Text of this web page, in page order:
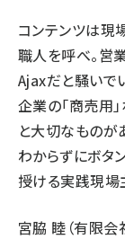
コンテンツは現
職人を呼べ。営
Ajaxだと騒いで
企業の「商売用
と大切なものが
わからずにボタ
授ける実践現場
宮脇 睦（有限会